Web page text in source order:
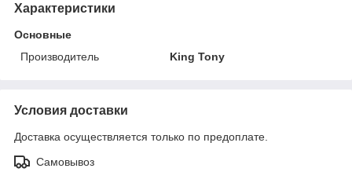
Характеристики
Основные
Производитель
King Tony
Условия доставки
Доставка осуществляется только по предоплате.
Самовывоз